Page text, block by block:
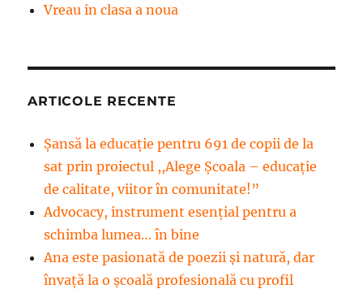
Vreau in clasa a noua
ARTICOLE RECENTE
Șansă la educație pentru 691 de copii de la
sat prin proiectul ,,Alege Școala – educație
de calitate, viitor în comunitate!”
Advocacy, instrument esenţial pentru a
schimba lumea… în bine
Ana este pasionată de poezii și natură, dar
învață la o școală profesională cu profil